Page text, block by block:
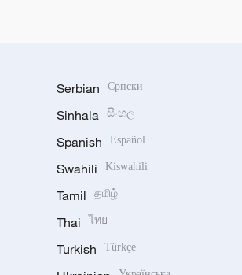
Serbian Српски
Sinhala සිංහල
Spanish Español
Swahili Kiswahili
Tamil தமிழ்
Thai ไทย
Turkish Türkçe